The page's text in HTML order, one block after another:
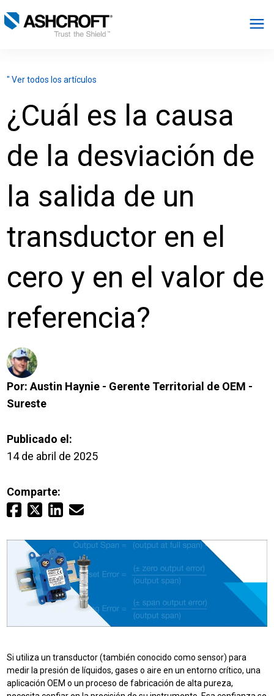
Industrias
Recursos
Acerca de
Seleccionar región
Inicio de sesión
Carreras profesionales
Póngase en contacto con
Solicitar presupuesto
" Ver todos los artículos
¿Cuál es la causa
de la desviación de
la salida de un
transductor en el
cero y en el valor de
referencia?
Por: Austin Haynie - Gerente Territorial de OEM -
Sureste
Publicado el:
14 de abril de 2025
Comparte:
Si utiliza un transductor (también conocido como sensor) para
medir la presión de líquidos, gases o aire en un entorno crítico, una
aplicación OEM o un proceso de fabricación de alta pureza,